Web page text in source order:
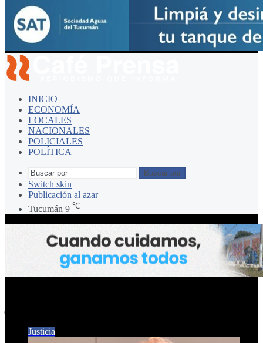
INICIO
ECONOMÍA
LOCALES
NACIONALES
POLICIALES
POLÍTICA
Buscar por
Switch skin
Publicación al azar
Tucumán 9 ℃
Justicia